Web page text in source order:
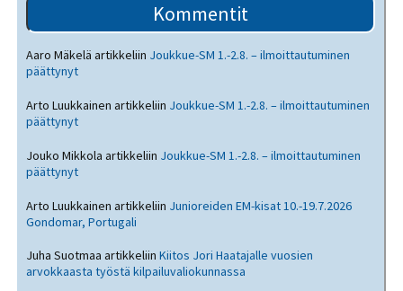
Kommentit
Aaro Mäkelä artikkeliin Joukkue-SM 1.-2.8. – ilmoittautuminen
päättynyt
Arto Luukkainen artikkeliin Joukkue-SM 1.-2.8. – ilmoittautuminen
päättynyt
Jouko Mikkola artikkeliin Joukkue-SM 1.-2.8. – ilmoittautuminen
päättynyt
Arto Luukkainen artikkeliin Junioreiden EM-kisat 10.-19.7.2026
Gondomar, Portugali
Juha Suotmaa artikkeliinKiitos Jori Haatajalle vuosien
arvokkaasta työstä kilpailuvaliokunnassa